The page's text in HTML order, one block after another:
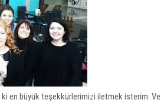
ki en büyük teşekkürlerimizi iletmek isterim. Ve